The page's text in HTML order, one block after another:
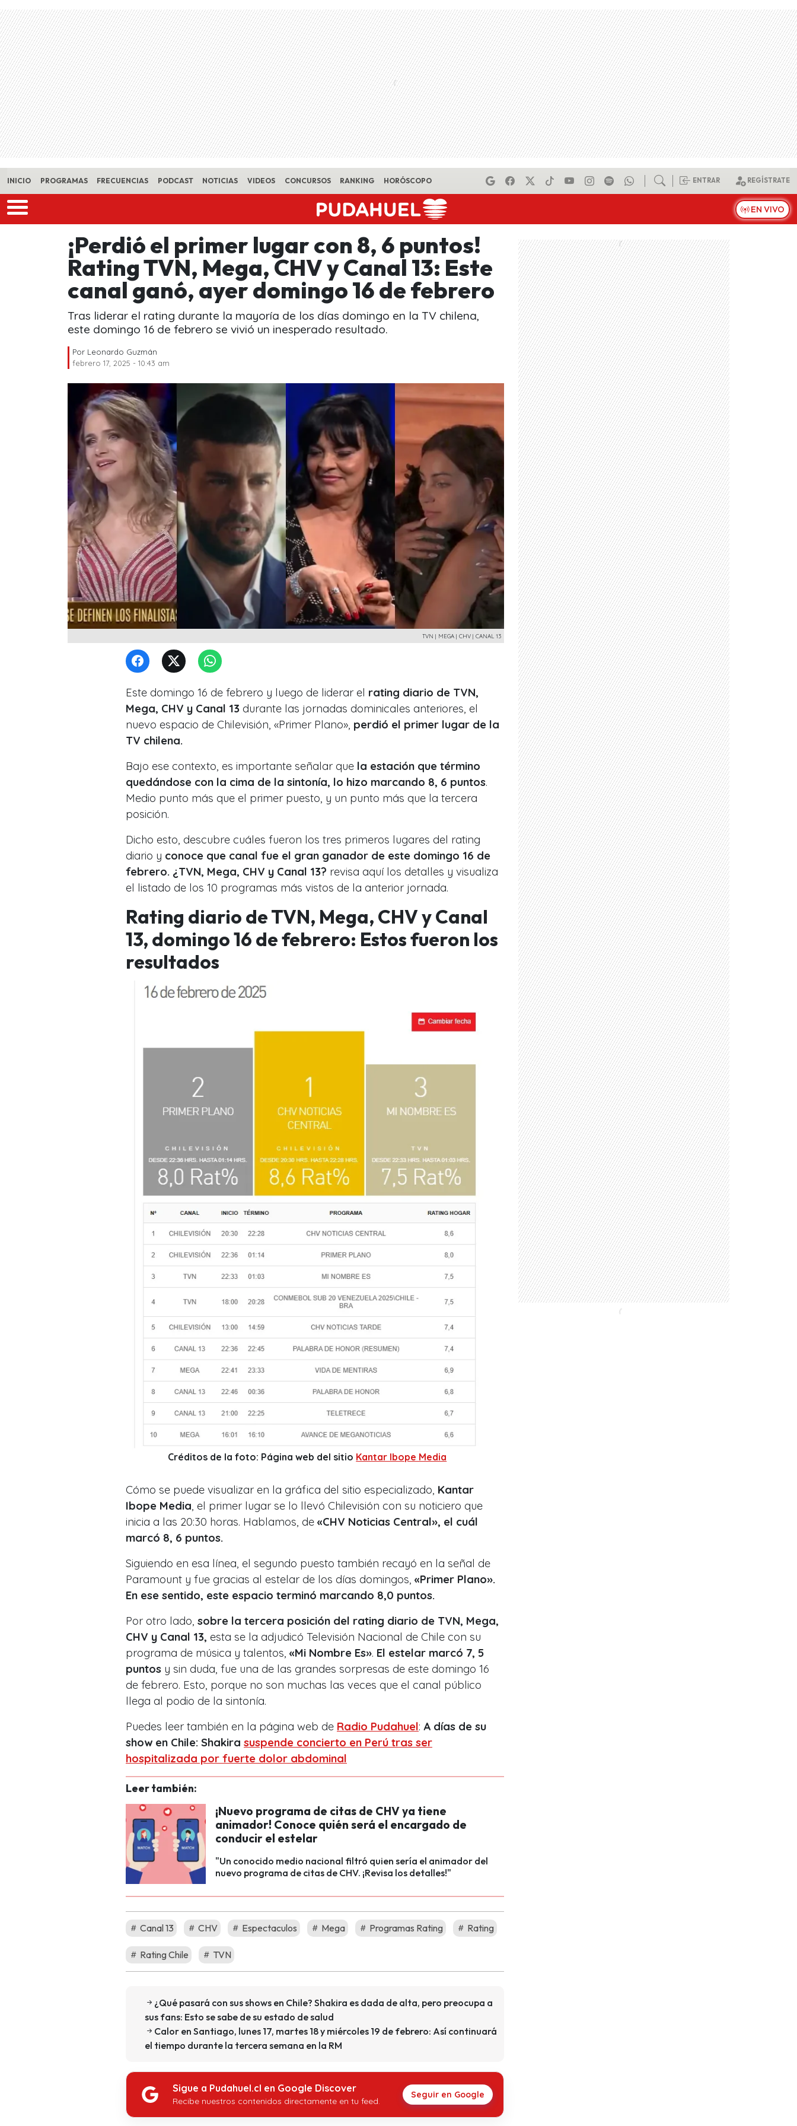
Skip to main content
INICIO PROGRAMAS FRECUENCIAS PODCAST NOTICIAS VIDEOS CONCURSOS RANKING HORÓSCOPO ENTRAR REGÍSTRATE
EN VIVO
¡Perdió el primer lugar con 8, 6 puntos!
Rating TVN, Mega, CHV y Canal 13: Este
canal ganó, ayer domingo 16 de febrero
Tras liderar el rating durante la mayoría de los días domingo en la TV chilena,
este domingo 16 de febrero se vivió un inesperado resultado.
Por Leonardo Guzmán
febrero 17, 2025 - 10:43 am
TVN | MEGA | CHV | CANAL 13
Este domingo 16 de febrero y luego de liderar el rating diario de TVN,
Mega, CHV y Canal 13 durante las jornadas dominicales anteriores, el
nuevo espacio de Chilevisión, «Primer Plano», perdió el primer lugar de la
TV chilena.
Bajo ese contexto, es importante señalar que la estación que término
quedándose con la cima de la sintonía, lo hizo marcando 8, 6 puntos.
Medio punto más que el primer puesto, y un punto más que la tercera
posición.
Dicho esto, descubre cuáles fueron los tres primeros lugares del rating
diario y conoce que canal fue el gran ganador de este domingo 16 de
febrero. ¿TVN, Mega, CHV y Canal 13? revisa aquí los detalles y visualiza
el listado de los 10 programas más vistos de la anterior jornada.
Rating diario de TVN, Mega, CHV y Canal
13, domingo 16 de febrero: Estos fueron los
resultados
Créditos de la foto: Página web del sitio Kantar Ibope Media
Cómo se puede visualizar en la gráfica del sitio especializado, Kantar
Ibope Media, el primer lugar se lo llevó Chilevisión con su noticiero que
inicia a las 20:30 horas. Hablamos, de «CHV Noticias Central», el cuál
marcó 8, 6 puntos.
Siguiendo en esa línea, el segundo puesto también recayó en la señal de
Paramount y fue gracias al estelar de los días domingos, «Primer Plano».
En ese sentido, este espacio terminó marcando 8,0 puntos.
Por otro lado, sobre la tercera posición del rating diario de TVN, Mega,
CHV y Canal 13, esta se la adjudicó Televisión Nacional de Chile con su
programa de música y talentos, «Mi Nombre Es». El estelar marcó 7, 5
puntos y sin duda, fue una de las grandes sorpresas de este domingo 16
de febrero. Esto, porque no son muchas las veces que el canal público
llega al podio de la sintonía.
Puedes leer también en la página web de Radio Pudahuel: A días de su
show en Chile: Shakira suspende concierto en Perú tras ser
hospitalizada por fuerte dolor abdominal
Leer también:
¡Nuevo programa de citas de CHV ya tiene
animador! Conoce quién será el encargado de
conducir el estelar
"Un conocido medio nacional filtró quien sería el animador del
nuevo programa de citas de CHV. ¡Revisa los detalles!"
Canal 13 CHV Espectaculos Mega Programas Rating Rating
Rating Chile TVN
¿Qué pasará con sus shows en Chile? Shakira es dada de alta, pero preocupa a
sus fans: Esto se sabe de su estado de salud
Calor en Santiago, lunes 17, martes 18 y miércoles 19 de febrero: Así continuará
el tiempo durante la tercera semana en la RM
Sigue a Pudahuel.cl en Google Discover
Recibe nuestros contenidos directamente en tu feed.
Seguir en Google